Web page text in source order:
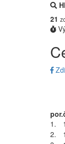
21
por.
1.
2.